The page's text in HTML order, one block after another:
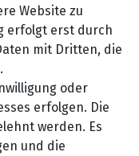
Website zu
erfolgt erst durch
mit Dritten, die
oder
erfolgen. Die
werden. Es
und die